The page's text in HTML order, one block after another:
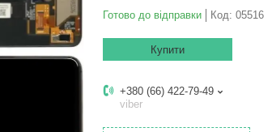
Готово до відправки Код: 05516
Купити
+380 (66) 422-79-49
viber